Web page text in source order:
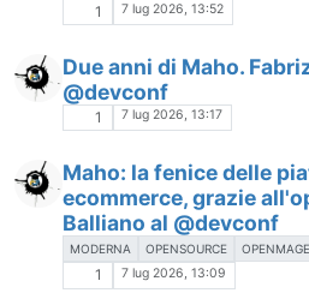
1 7 lug 2026, 13:52
Due anni di Maho.
@devconf
1 7 lug 2026, 13:17
Maho: la fenice delle
ecommerce, grazie
Balliano al @devconf
MODERNA OPENSOURCE OPENMAGE
1 7 lug 2026, 13:09